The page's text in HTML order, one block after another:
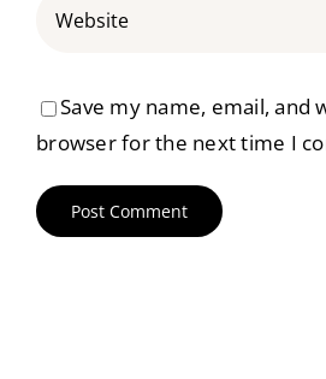
Save my name, email, and
browser for the next time I